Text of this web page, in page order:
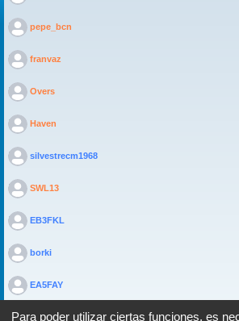
> pepe_bcn
> franvaz
> Overs
> Haven
> silvestrecm1968
> SWL13
> EB3FKL
> borki
> EA5FAY
Para poder utilizar ciertas funciones, es